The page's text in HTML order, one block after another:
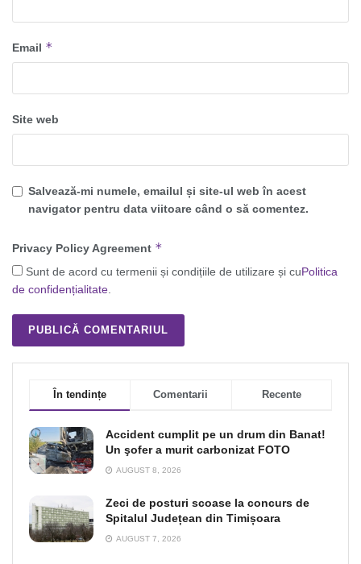
Email *
Site web
Salvează-mi numele, emailul și site-ul web în acest
navigator pentru data viitoare când o să comentez.
Privacy Policy Agreement *
Sunt de acord cu termenii și condițiile de utilizare și cuPolitica
de confidențialitate.
În tendințe Comentarii Recente
Accident cumplit pe un drum din Banat!
Un şofer a murit carbonizat FOTO
AUGUST 8, 2026
Zeci de posturi scoase la concurs de
Spitalul Județean din Timișoara
AUGUST 7, 2026